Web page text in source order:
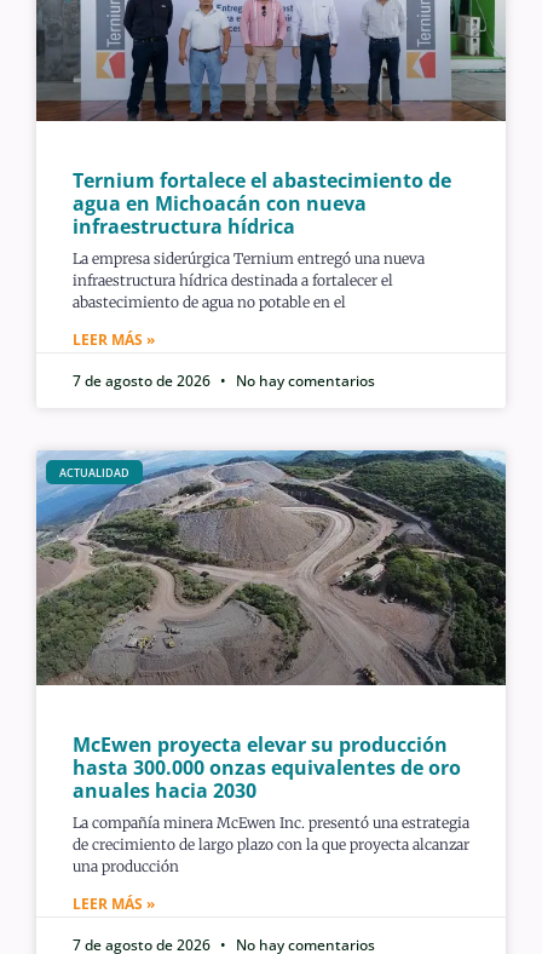
Ternium fortalece el abastecimiento de
agua en Michoacán con nueva
infraestructura hídrica
La empresa siderúrgica Ternium entregó una nueva
infraestructura hídrica destinada a fortalecer el
abastecimiento de agua no potable en el
LEER MÁS »
7 de agosto de 2026
No hay comentarios
ACTUALIDAD
McEwen proyecta elevar su producción
hasta 300.000 onzas equivalentes de oro
anuales hacia 2030
La compañía minera McEwen Inc. presentó una estrategia
de crecimiento de largo plazo con la que proyecta alcanzar
una producción
LEER MÁS »
7 de agosto de 2026
No hay comentarios